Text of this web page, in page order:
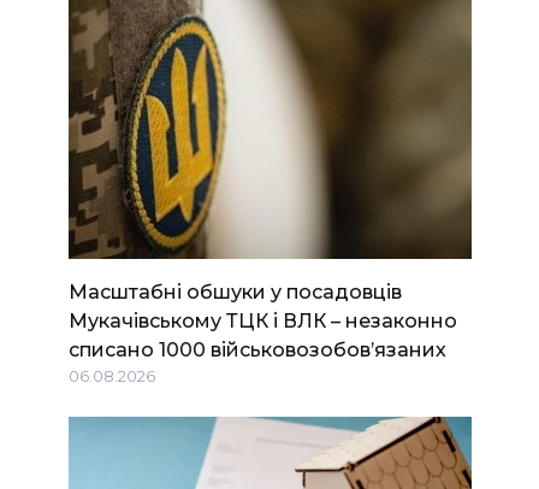
Масштабні обшуки у посадовців
Мукачівському ТЦК і ВЛК – незаконно
списано 1000 військовозобов’язаних
06.08.2026